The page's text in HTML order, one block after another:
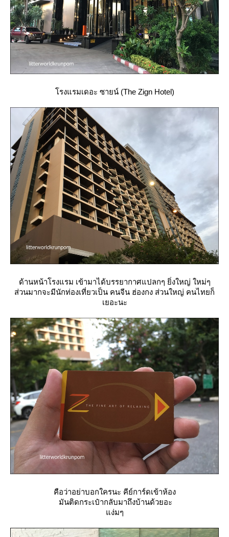
รงแรมเดอะ ซายน์ (The Zign Hotel)
ด้านหน้าโรงแรม เข้ามาได้บรรยากาศแปลกๆ ยิ่งใหญ่ ใหม่ๆ
ส่วนมากจะมีนักท่องเที่ยวเป็น คนจีน ฮ่องกง ส่วนใหญ่ คนไทยก็
เยอะนะ
คือว่าอย่าบอกใครนะ คีย์การ์ดเข้าห้อง
มันติดกระเป๋ากลับมาถึงบ้านด้วยอะ
ง่มๆ